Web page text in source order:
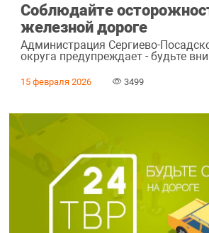
Соблюдайте
железной дороге
Администрация Сергиево-
округа предупреждает - будьте
15 февраля 2026 3499